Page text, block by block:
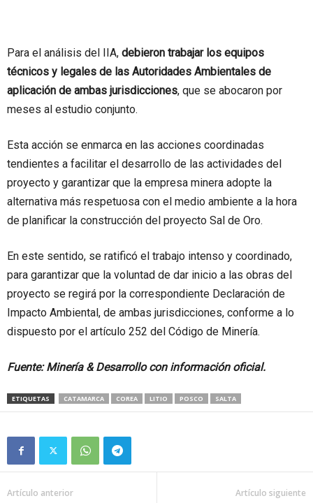
Para el análisis del IIA, debieron trabajar los equipos
técnicos y legales de las Autoridades Ambientales de
aplicación de ambas jurisdicciones, que se abocaron por
meses al estudio conjunto.
Esta acción se enmarca en las acciones coordinadas
tendientes a facilitar el desarrollo de las actividades del
proyecto y garantizar que la empresa minera adopte la
alternativa más respetuosa con el medio ambiente a la hora
de planificar la construcción del proyecto Sal de Oro.
En este sentido, se ratificó el trabajo intenso y coordinado,
para garantizar que la voluntad de dar inicio a las obras del
proyecto se regirá por la correspondiente Declaración de
Impacto Ambiental, de ambas jurisdicciones, conforme a lo
dispuesto por el artículo 252 del Código de Minería.
Fuente: Minería & Desarrollo con información oficial.
ETIQUETAS CATAMARCA COREA LITIO POSCO SALTA
Artículo anterior Artículo siguiente